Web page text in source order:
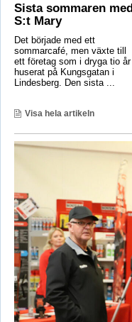
Sista sommaren
S:t Mary
Det började med ett
sommarcafé, men växte till
ett företag som i dryga tio år
huserat på Kungsgatan i
Lindesberg. Den sista ...
Visa hela artikeln